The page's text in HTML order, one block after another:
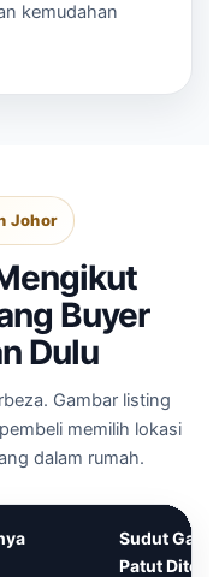
kemudahan
Johor
Buyer
Dulu
Gambar listing
memilih lokasi
dalam rumah.
Sudut
Patut